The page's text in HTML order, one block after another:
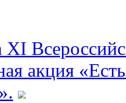
XI
акция